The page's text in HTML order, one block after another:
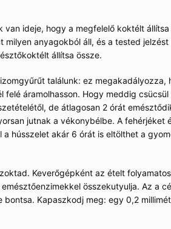
van ideje, hogy a megfelelő koktélt állítsa
anyagokból áll, és a tested jelzést
állítsa össze.
találunk: ez megakadályozza,
áramolhasson. Hogy meddig csücsül
de átlagosan 2 órát
jutnak a vékonybélbe. A fehérjéket
hússzelet akár 6 órát is eltölthet a
Keverőgépként az ételt
összekutyulja. Az a
Kapaszkodj meg: egy 0,2